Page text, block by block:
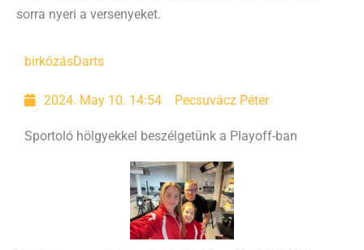
sorra nyeri a versenyeket.
birkózásDarts
2024. May 10. 14:54 Pecsuvácz Péter
Sportoló hölgyekkel beszélgetünk a Playoff-ban